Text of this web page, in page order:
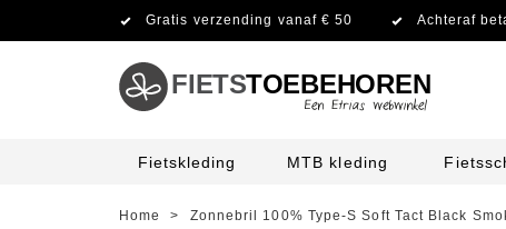
Gratis verzending vanaf € 50 Achteraf
FIETSTOEBEHOREN
Fietskleding MTB kleding
Home > Zonnebril 100% Type-S Soft Tact Black